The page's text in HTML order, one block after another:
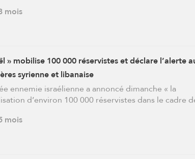
mois
» mobilise 100 000 réservistes et déclare l’alerte
syrienne et libanaise
ennemie israélienne a annoncé dimanche « la
d’environ 100 000 réservistes dans le cadre
mois